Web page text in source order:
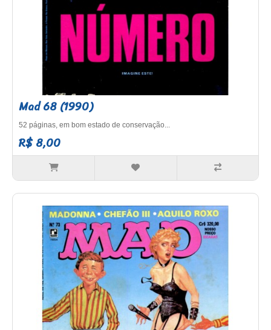
Mad 68 (1990)
52 páginas, em bom estado de conservação...
R$ 8,00